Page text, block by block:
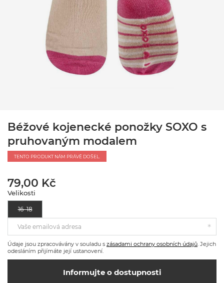
Béžové kojenecké ponožky SOXO s
pruhovaným modalem
TENTO PRODUKT NÁM PRÁVĚ DOŠEL.
79,00 Kč
Velikosti
16–18
Vaše emailová adresa
Údaje jsou zpracovávány v souladu s zásadami ochrany osobních údajů . Jejich
odesláním přijímáte její ustanovení.
Informujte o dostupnosti